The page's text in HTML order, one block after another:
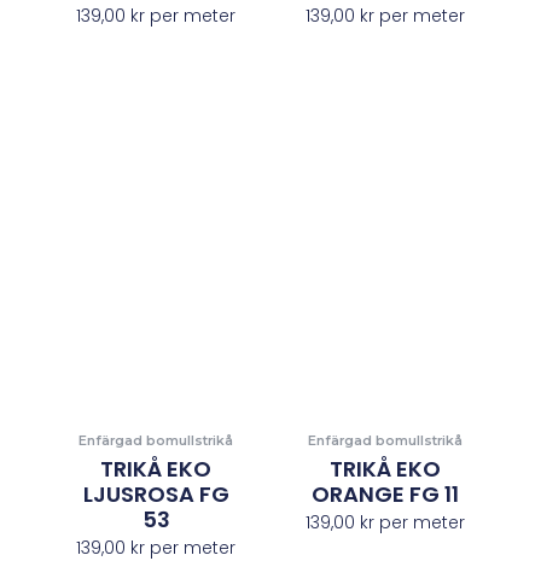
139,00 kr per meter 139,00 krper meter
Enfärgad bomullstrikå
TRIKÅ EKO
LJUSROSA FG
53
139,00 kr per meter
Enfärgad bomullstrikå
TRIKÅ EKO
ORANGE FG 11
139,00 krper meter